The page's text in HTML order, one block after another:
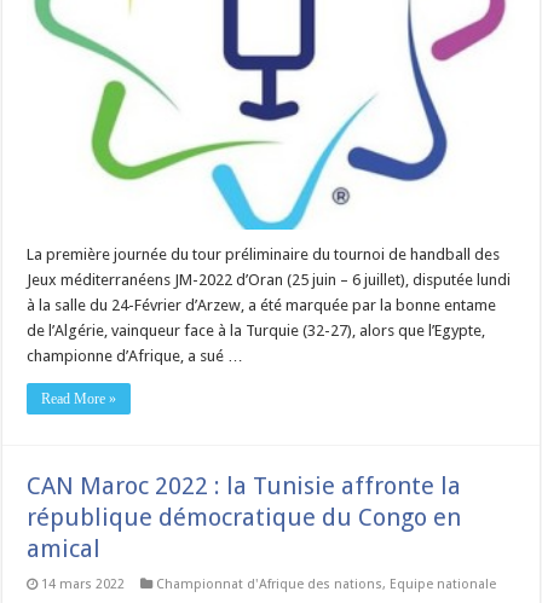
La première journée du tour préliminaire du tournoi de handball des
Jeux méditerranéens JM-2022 d’Oran (25 juin – 6 juillet), disputée lundi
à la salle du 24-Février d’Arzew, a été marquée par la bonne entame
de l’Algérie, vainqueur face à la Turquie (32-27), alors que l’Egypte,
championne d’Afrique, a sué …
Read More »
CAN Maroc 2022 : la Tunisie affronte la
république démocratique du Congo en
amical
14 mars 2022 Championnat d'Afrique des nations, Equipe nationale